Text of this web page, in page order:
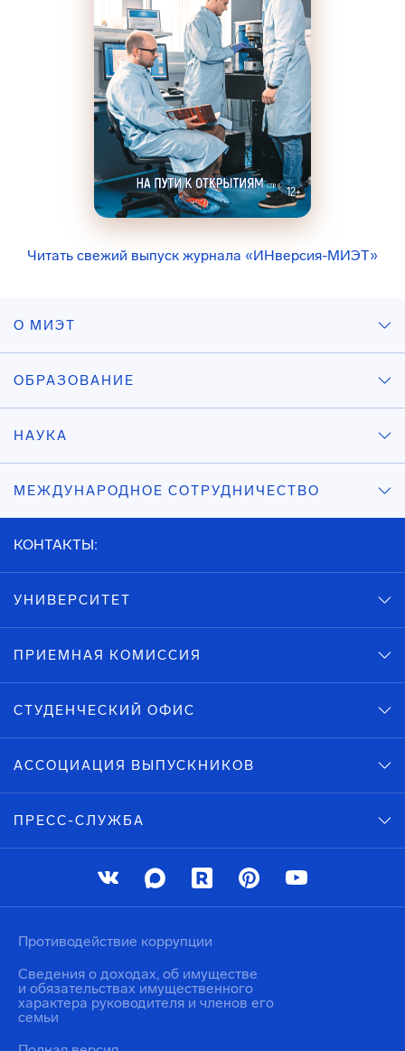
Читать свежий выпуск журнала «ИНверсия-МИЭТ»
О МИЭТ
ОБРАЗОВАНИЕ
НАУКА
МЕЖДУНАРОДНОЕ СОТРУДНИЧЕСТВО
КОНТАКТЫ:
УНИВЕРСИТЕТ
ПРИЕМНАЯ КОМИССИЯ
СТУДЕНЧЕСКИЙ ОФИС
АССОЦИАЦИЯ ВЫПУСКНИКОВ
ПРЕСС-СЛУЖБА
Противодействие коррупции
Сведения о доходах, об имуществе
и обязательствах имущественного
характера руководителя и членов его
семьи